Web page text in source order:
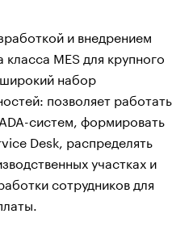
и внедрением
MES для крупного
набор
позволяет работать
систем, формировать
Desk, распределять
участках и
сотрудников для